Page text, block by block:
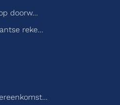
doorw…
reke…